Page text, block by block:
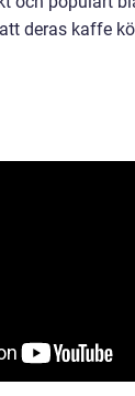
deras kaffe